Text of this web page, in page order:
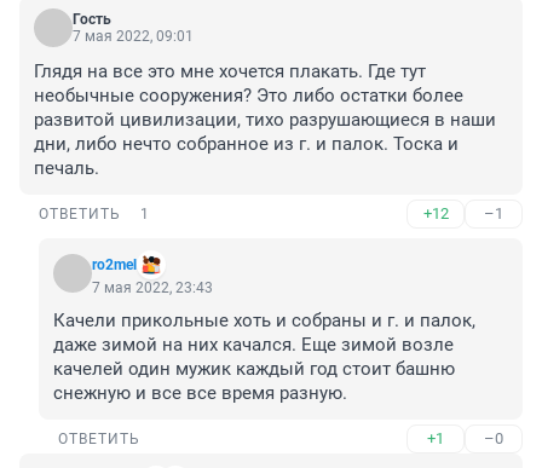
Гость
7 мая 2022, 09:01
Глядя на все это мне хочется плакать. Где тут
необычные сооружения? Это либо остатки более
развитой цивилизации, тихо разрушающиеся в наши
дни, либо нечто собранное из г. и палок. Тоска и
печаль.
ОТВЕТИТЬ 1 +12 –1
ro2mel
7 мая 2022, 23:43
Качели прикольные хоть и собраны и г. и палок,
даже зимой на них качался. Еще зимой возле
качелей один мужик каждый год стоит башню
снежную и все все время разную.
ОТВЕТИТЬ +1 –0